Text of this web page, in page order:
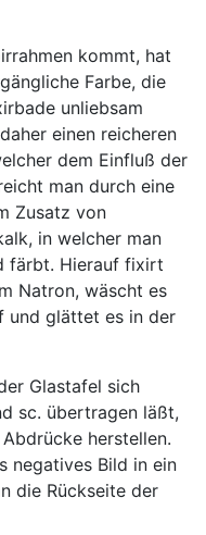
kommt, hat
Farbe, die
unliebsam
einen reicheren
dem Einfluß der
man durch eine
Zusatz von
in welcher man
färbt. Hierauf fixirt
Natron, wäscht es
und glättet es in der
Glastafel sich
sc. übertragen läßt,
herstellen.
negatives Bild in ein
die Rückseite der